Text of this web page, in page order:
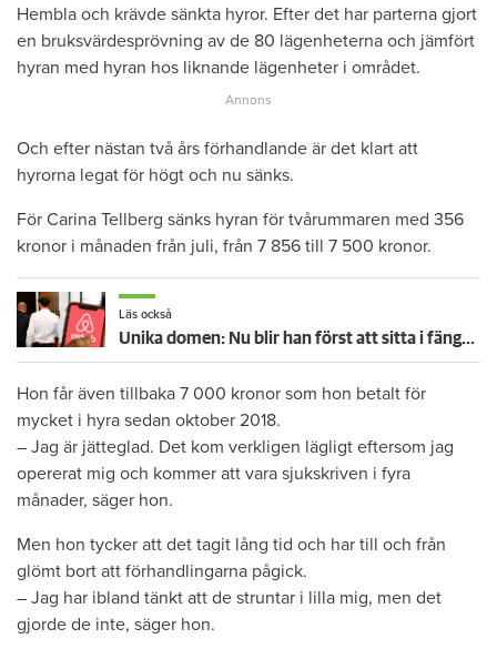
Hembla och krävde sänkta hyror. Efter det har parterna gjort
en bruksvärdesprövning av de 80 lägenheterna och jämfört
hyran med hyran hos liknande lägenheter i området.
Och efter nästan två års förhandlande är det klart att
hyrorna legat för högt och nu sänks.
För Carina Tellberg sänks hyran för tvårummaren med 356
kronor i månaden från juli, från 7 856 till 7 500 kronor.
Läs också
Unika domen: Nu blir han först att sitta i fängelse för svartuthyrning
Hon får även tillbaka 7 000 kronor som hon betalt för
mycket i hyra sedan oktober 2018.
– Jag är jätteglad. Det kom verkligen lägligt eftersom jag
opererat mig och kommer att vara sjukskriven i fyra
månader, säger hon.
Men hon tycker att det tagit lång tid och har till och från
glömt bort att förhandlingarna pågick.
– Jag har ibland tänkt att de struntar i lilla mig, men det
gjorde de inte, säger hon.